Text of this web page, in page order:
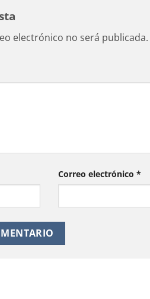
electrónico no será publicada.
Correo electrónico *